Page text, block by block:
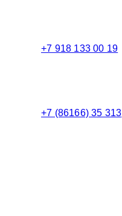
+7 918 133 00 19
+7 (86166) 35 313